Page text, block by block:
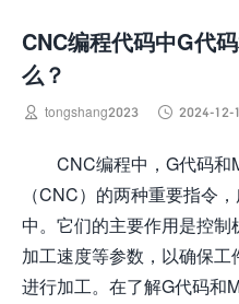
CNC编程代码中G代
么？
 tongshang2023  2024-12-
CNC编程中，G代码和
（CNC）的两种重要指令
中。它们的主要作用是控制
加工速度等参数，以确保
进行加工。在了解G代码和